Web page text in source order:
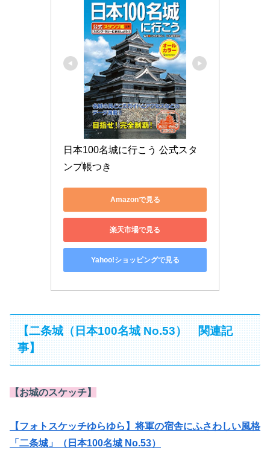
日本100名城に行こう 公式スタ
ンプ帳つき
Amazonで見る
楽天市場で見る
Yahoo!ショッピングで見る
【二条城（日本100名城 No.53） 関連記
事】
【お城のスケッチ】
【フォトスケッチゆらゆら】将軍の宿舎にふさわしい風格
「二条城」（日本100名城 No.53）